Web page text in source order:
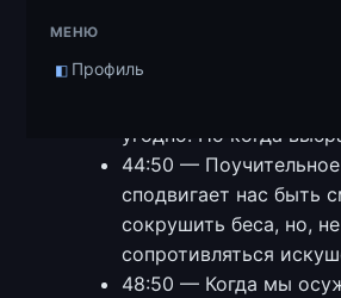
МЕНЮ
◧ Профиль
слову которого,
сам же и выбрал — в
прекращается, и
того, как
угодно. Но когда
44:50 —
сподвигает нас быть
сокрушить беса, но,
сопротивляться
48:50 — Когда мы